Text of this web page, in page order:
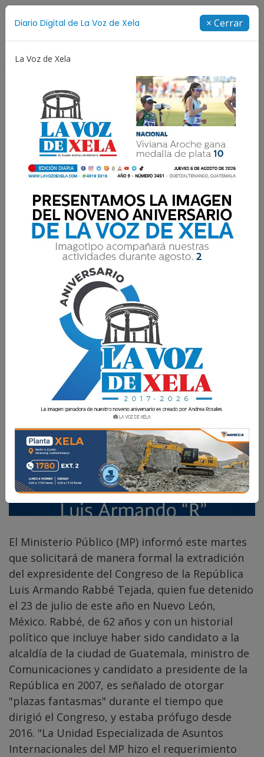
Diario Digital de La Voz de Xela × Cerrar
La Voz de Xela
Luis Rabbé afrontará
proceso de extradición
La Voz de Xela · Redacción 4 Septiembre 2018 12:42
El Ministerio Público (MP) informó este martes
que solicitará de manera formal la extradición
del expresidente del Congreso de la República
Luis Armando Rabbé Tejada, quien fue detenido
el 23 de julio de este año en Nuevo León,
México. Rabbé, de 62 años y con un historial
político que incluye haber sido candidato a la
alcaldía de la ciudad de Guatemala, ministro de
Comunicaciones y candidato a presidente de la
República en 2007, es señalado de otorgar
"plazas fantasmas" durante el tiempo que
dirigió el Congreso, y estaba prófugo desde
2016. "La Unidad Especializada de Asuntos
Internacionales del MP hizo el requerimiento